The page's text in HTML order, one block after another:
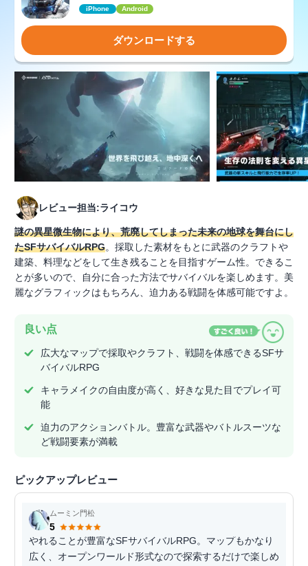
iPhone Android
ダウンロードする
レビュー担当:ライコウ
謎の異星微生物により、荒廃してしまった未来の地球を舞台にし
たSFサバイバルRPG。採取した素材をもとに武器のクラフトや
建築、料理などをして生き残ることを目指すゲーム性。できるこ
とが多いので、自分に合った方法でサバイバルを楽しめます。美
麗なグラフィックはもちろん、迫力ある戦闘を体感可能ですよ。
良い点
広大なマップで採取やクラフト、戦闘を体感できるSFサ
バイバルRPG
キャラメイクの自由度が高く、好きな見た目でプレイ可
能
迫力のアクションバトル。豊富な武器やバトルスーツな
ど戦闘要素が満載
ピックアップレビュー
ムーミン門松
5
やれることが豊富なSFサバイバルRPG。マップもかなり
広く、オープンワールド形式なので探索するだけで楽しめ